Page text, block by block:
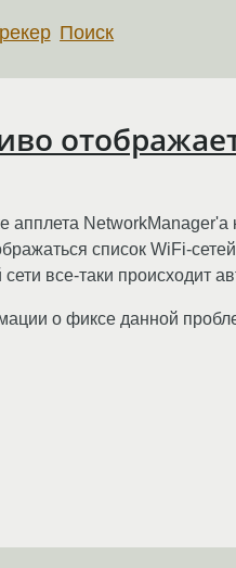
Поиск
апплета
список WiFi-
все-таки происходит
о фиксе данной